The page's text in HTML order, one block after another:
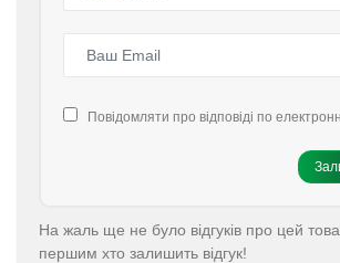
Повідомляти про відповіді по
На жаль ще не було відгуків про цей
першим хто залишить відгук!